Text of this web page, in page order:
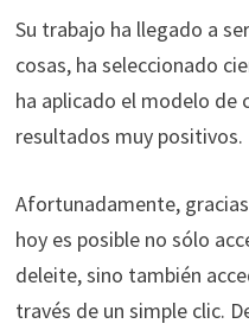
Su trabajo ha llegado a
cosas, ha seleccionado
ha aplicado el modelo de
resultados muy positivos.
Afortunadamente,
hoy es posible no sólo
deleite, sino también
través de un simple clic.